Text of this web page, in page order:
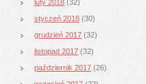
luty 2018 (32)
styczeń 2018 (30)
grudzień 2017 (32)
listopad 2017 (32)
październik 2017 (26)